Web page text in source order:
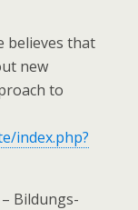
believes that
new
to
index.php?
Bildungs-